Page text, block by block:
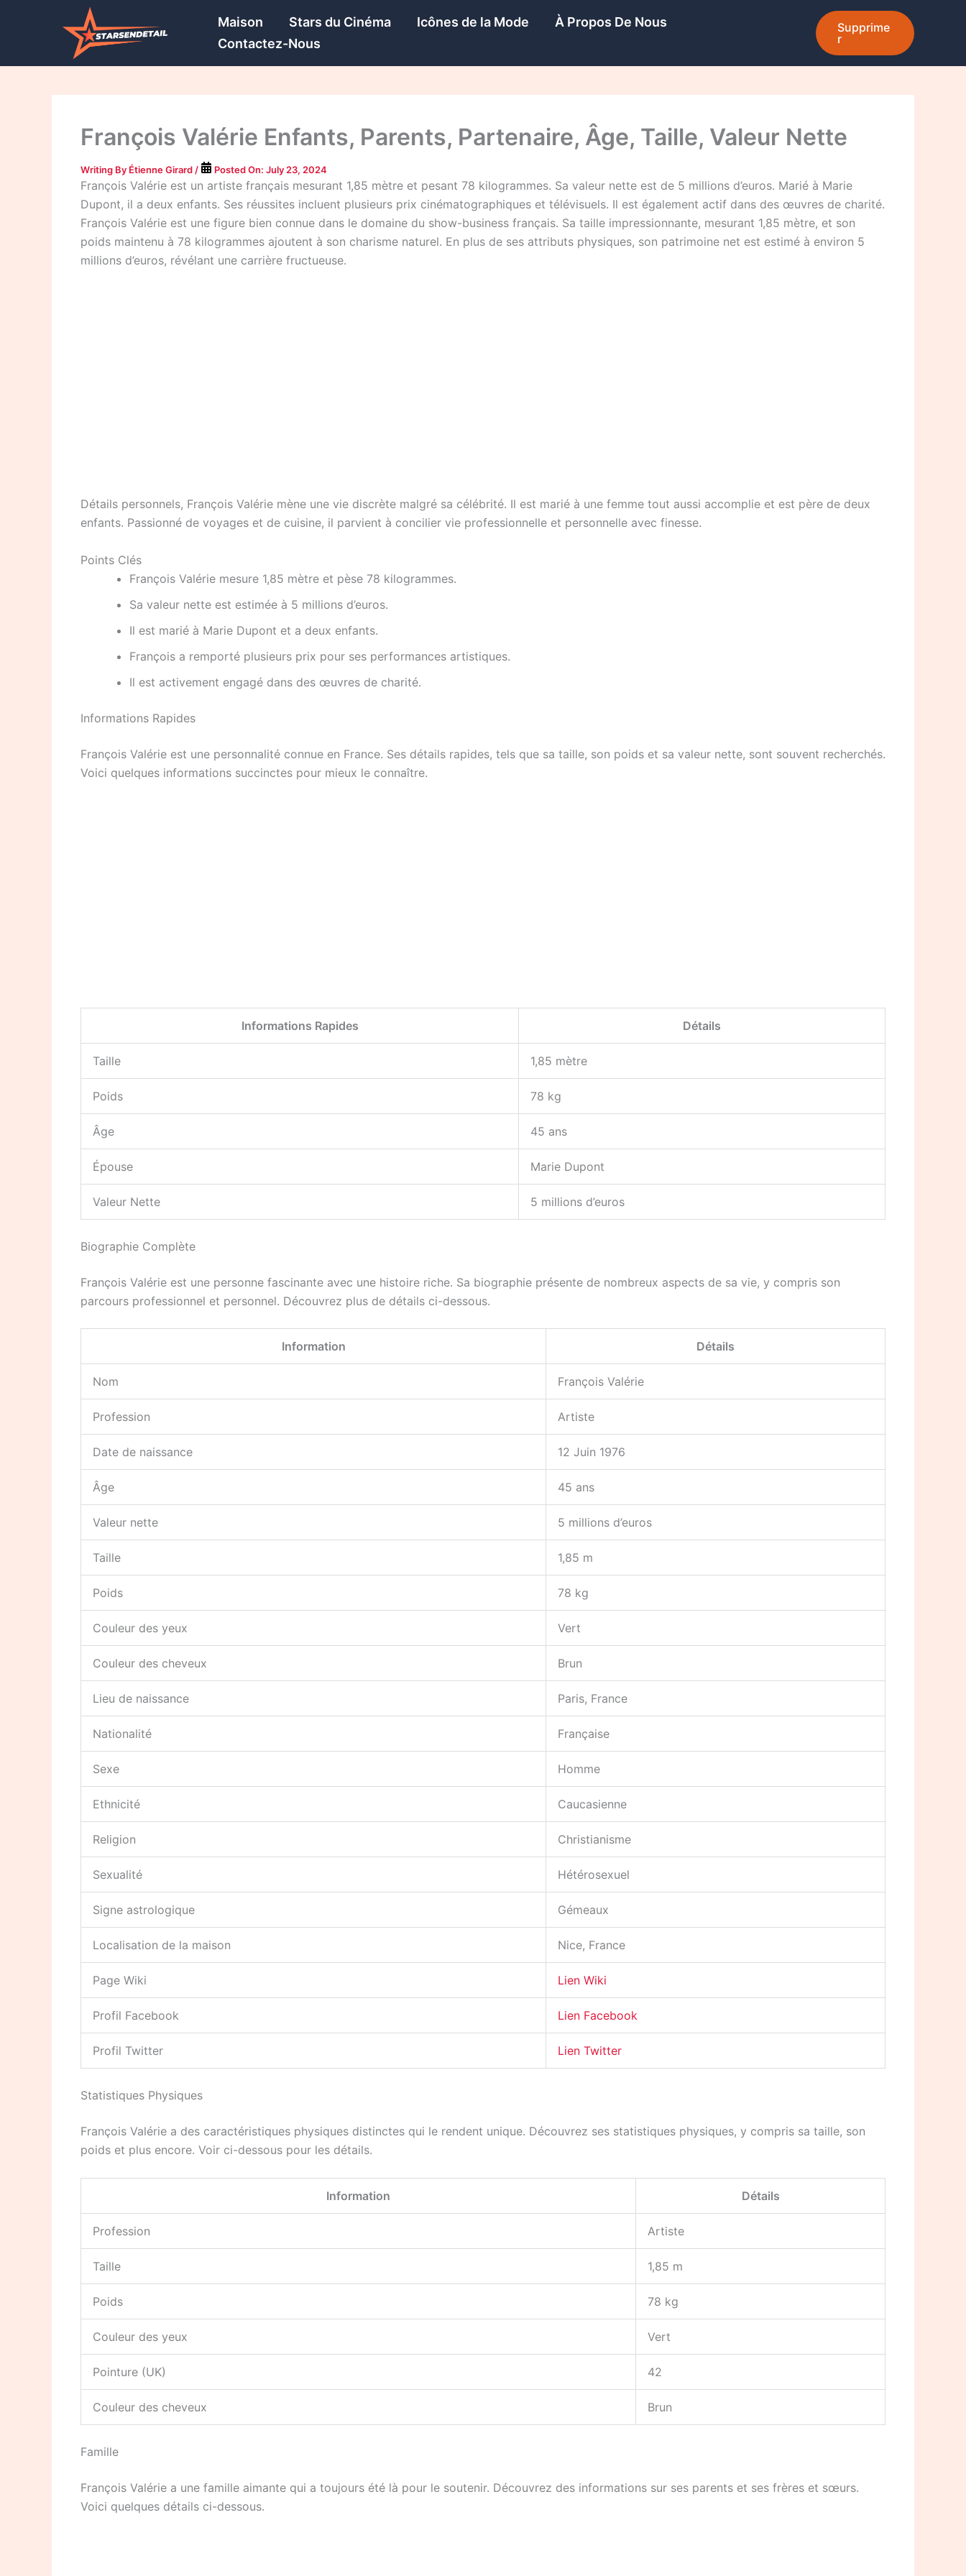
Maison Stars du Cinéma Icônes de la Mode
À Propos De Nous
Contactez-Nous
Supprime
r
François Valérie Enfants, Parents, Partenaire, Âge, Taille, Valeur Nette
Writing By Étienne Girard / Posted On: July 23, 2024
François Valérie est un artiste français mesurant 1,85 mètre et pesant 78 kilogrammes. Sa valeur nette est de 5 millions d’euros. Marié à Marie
Dupont, il a deux enfants. Ses réussites incluent plusieurs prix cinématographiques et télévisuels. Il est également actif dans des œuvres de charité.
François Valérie est une figure bien connue dans le domaine du show-business français. Sa taille impressionnante, mesurant 1,85 mètre, et son
poids maintenu à 78 kilogrammes ajoutent à son charisme naturel. En plus de ses attributs physiques, son patrimoine net est estimé à environ 5
millions d’euros, révélant une carrière fructueuse.
Détails personnels, François Valérie mène une vie discrète malgré sa célébrité. Il est marié à une femme tout aussi accomplie et est père de deux
enfants. Passionné de voyages et de cuisine, il parvient à concilier vie professionnelle et personnelle avec finesse.
Points Clés
François Valérie mesure 1,85 mètre et pèse 78 kilogrammes.
Sa valeur nette est estimée à 5 millions d’euros.
Il est marié à Marie Dupont et a deux enfants.
François a remporté plusieurs prix pour ses performances artistiques.
Il est activement engagé dans des œuvres de charité.
Informations Rapides
François Valérie est une personnalité connue en France. Ses détails rapides, tels que sa taille, son poids et sa valeur nette, sont souvent recherchés.
Voici quelques informations succinctes pour mieux le connaître.
Informations Rapides Détails
Taille 1,85 mètre
Poids 78 kg
Âge 45 ans
Épouse Marie Dupont
Valeur Nette 5 millions d’euros
Biographie Complète
François Valérie est une personne fascinante avec une histoire riche. Sa biographie présente de nombreux aspects de sa vie, y compris son
parcours professionnel et personnel. Découvrez plus de détails ci-dessous.
Information Détails
Nom François Valérie
Profession Artiste
Date de naissance 12 Juin 1976
Âge 45 ans
Valeur nette 5 millions d’euros
Taille 1,85 m
Poids 78 kg
Couleur des yeux Vert
Couleur des cheveux Brun
Lieu de naissance Paris, France
Nationalité Française
Sexe Homme
Ethnicité Caucasienne
Religion Christianisme
Sexualité Hétérosexuel
Signe astrologique Gémeaux
Localisation de la maison Nice, France
Page Wiki Lien Wiki
Profil Facebook Lien Facebook
Profil Twitter Lien Twitter
Statistiques Physiques
François Valérie a des caractéristiques physiques distinctes qui le rendent unique. Découvrez ses statistiques physiques, y compris sa taille, son
poids et plus encore. Voir ci-dessous pour les détails.
Information Détails
Profession Artiste
Taille 1,85 m
Poids 78 kg
Couleur des yeux Vert
Pointure (UK) 42
Couleur des cheveux Brun
Famille
François Valérie a une famille aimante qui a toujours été là pour le soutenir. Découvrez des informations sur ses parents et ses frères et sœurs.
Voici quelques détails ci-dessous.